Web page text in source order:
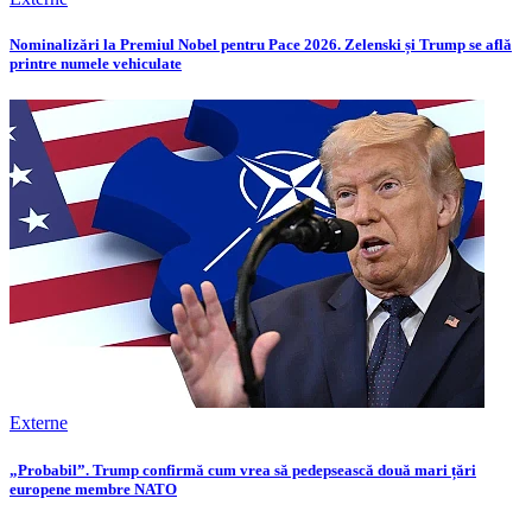
Nominalizări la Premiul Nobel pentru Pace 2026. Zelenski și Trump se află
printre numele vehiculate
Externe
„Probabil”. Trump confirmă cum vrea să pedepsească două mari țări
europene membre NATO